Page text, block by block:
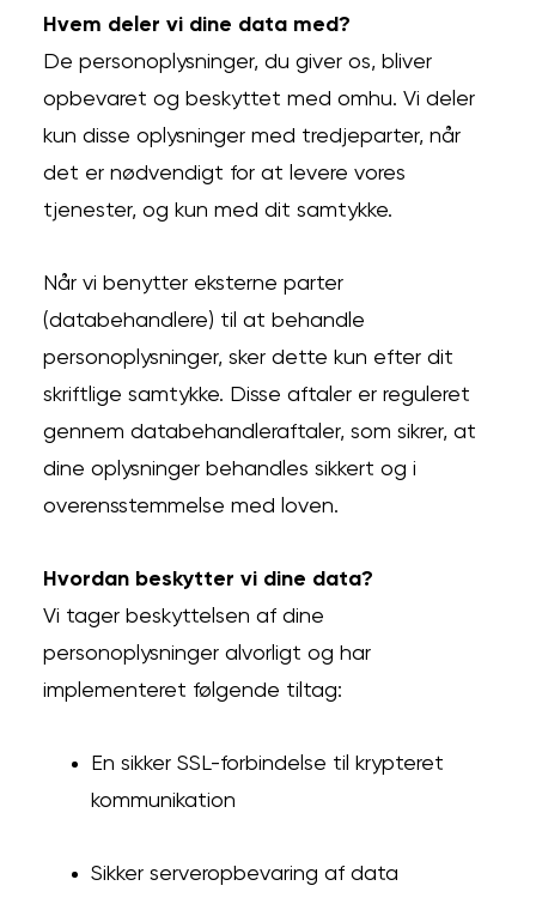
Hvem deler vi dine data med?
De personoplysninger, du giver os, bliver
opbevaret og beskyttet med omhu. Vi deler
kun disse oplysninger med tredjeparter, når
det er nødvendigt for at levere vores
tjenester, og kun med dit samtykke.
Når vi benytter eksterne parter
(databehandlere) til at behandle
personoplysninger, sker dette kun efter dit
skriftlige samtykke. Disse aftaler er reguleret
gennem databehandleraftaler, som sikrer, at
dine oplysninger behandles sikkert og i
overensstemmelse med loven.
Hvordan beskytter vi dine data?
Vi tager beskyttelsen af dine
personoplysninger alvorligt og har
implementeret følgende tiltag:
En sikker SSL-forbindelse til krypteret
kommunikation
Sikker serveropbevaring af data